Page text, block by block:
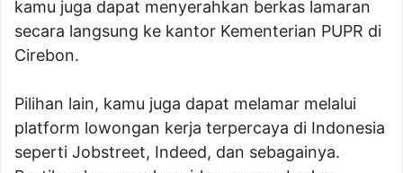
kamu juga dapat menyerahkan berkas lamaran
secara langsung ke kantor Kementerian PUPR di
Cirebon.
Pilihan lain, kamu juga dapat melamar melalui
platform lowongan kerja terpercaya di Indonesia
seperti Jobstreet, Indeed, dan sebagainya.